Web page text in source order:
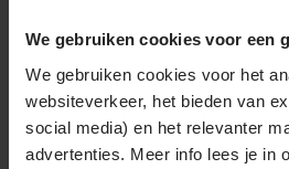
We gebruiken cookies voor een
We gebruiken cookies voor het
websiteverkeer, het bieden van
social media) en het relevanter
advertenties. Meer info lees je in
Auto TOYOTA Yaris 1.3
Kilometer per jaar
Het zijn goede banden voor
zien er sportief uit. Groter en